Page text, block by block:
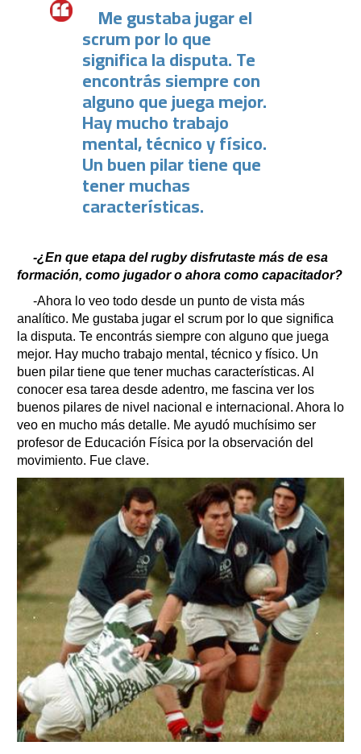
Me gustaba jugar el
scrum por lo que
significa la disputa. Te
encontrás siempre con
alguno que juega mejor.
Hay mucho trabajo
mental, técnico y físico.
Un buen pilar tiene que
tener muchas
características.
-¿En que etapa del rugby disfrutaste más de esa
formación, como jugador o ahora como capacitador?
-Ahora lo veo todo desde un punto de vista más
analítico. Me gustaba jugar el scrum por lo que significa
la disputa. Te encontrás siempre con alguno que juega
mejor. Hay mucho trabajo mental, técnico y físico. Un
buen pilar tiene que tener muchas características. Al
conocer esa tarea desde adentro, me fascina ver los
buenos pilares de nivel nacional e internacional. Ahora lo
veo en mucho más detalle. Me ayudó muchísimo ser
profesor de Educación Física por la observación del
movimiento. Fue clave.